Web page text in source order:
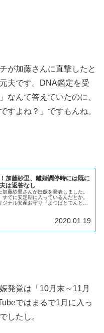
が加藤さんに直撃したと
夫です。DNA鑑定を受
なんて答えていたのに、
よね？」ですもんね。
加藤紗里、離婚調停時には既に
は返答なし
藤紗里さんが妊娠を発表しました。
でに安定期に入っているんだとか。
ジナル安産お守り『よつばとてんとう
2020.01.19
発覚は「10月末～11月
ではまるで1月に入っ
したし。